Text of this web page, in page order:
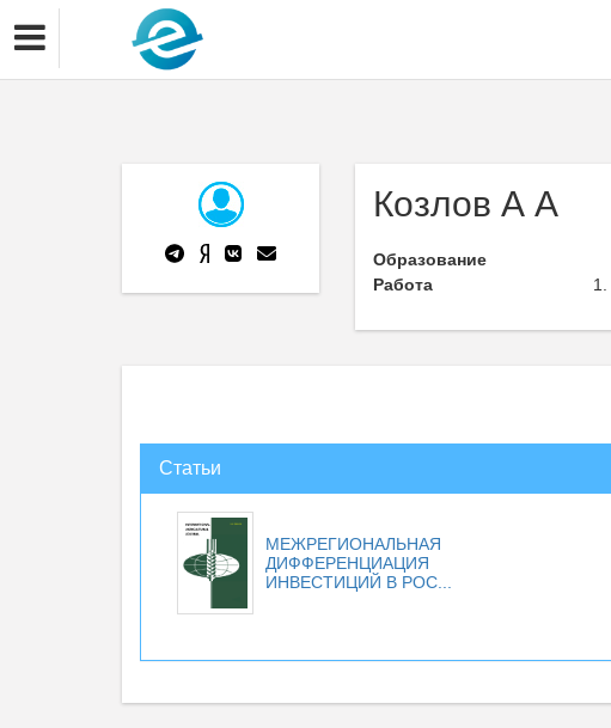
Козлов А А
Образование
Работа
Статьи
МЕЖРЕГИОНАЛЬНАЯ
ДИФФЕРЕНЦИАЦИЯ
ИНВЕСТИЦИЙ В РОС...